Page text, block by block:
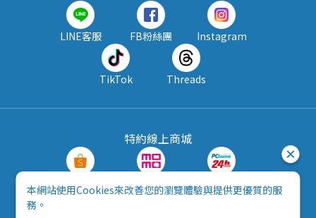
LINE客服 FB粉絲團 Instagram
TikTok Threads
特約線上商城
本網站使用Cookies來改善您的瀏覽體驗與提供更優質的服
務。